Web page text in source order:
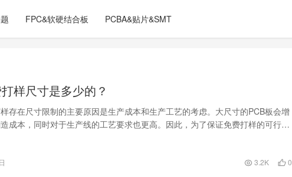
FPC&软硬结合板 PCBA&贴片&SMT
样尺寸是多少的？
存在尺寸限制的主要原因是生产成本和生产工艺的考虑。大尺寸的PCB板会增
成本，同时对于生产线的工艺要求也更高。因此，为了保证免费打样的可行
3.2K 0